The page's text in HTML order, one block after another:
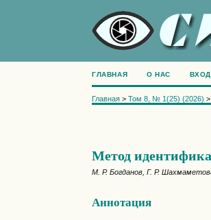
ГЛАВНАЯ О НАС ВХОД
Главная >Том 8, № 1(25) (2026)
Метод
М. Р. Богданов, Г. Р.
Аннотация